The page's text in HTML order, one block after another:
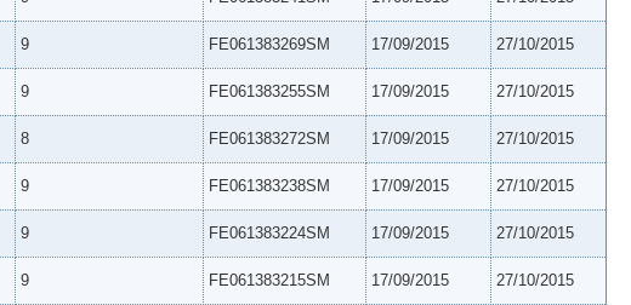
9 FE061383269SM 17/09/2015 27/10/2015
9 FE061383255SM 17/09/2015 27/10/2015
8 FE061383272SM 17/09/2015 27/10/2015
9 FE061383238SM 17/09/2015 27/10/2015
9 FE061383224SM 17/09/2015 27/10/2015
9 FE061383215SM 17/09/2015 27/10/2015